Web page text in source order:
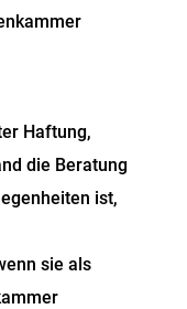
Haftung,
die Beratung
ist,
sie als